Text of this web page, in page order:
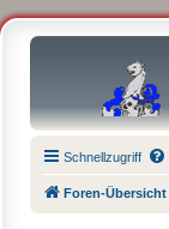
Schnellzugriff
Foren-Übersicht